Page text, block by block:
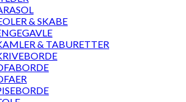
& SKABE
& TABURETTER